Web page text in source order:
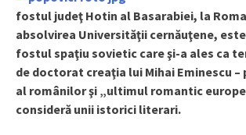
fostul judeţ Hotin al Basarabiei, la
absolvirea Universităţii cernăuţene,
fostul spaţiu sovietic care şi-a ales ca
de doctorat creaţia lui Mihai Eminescu
al românilor şi „ultimul romantic
consideră unii istorici literari.